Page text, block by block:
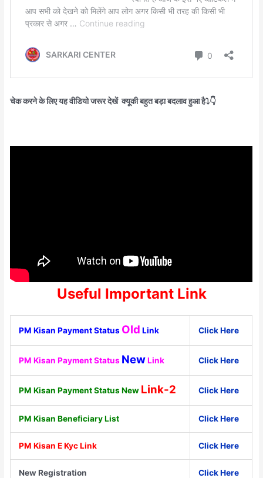
चेक करने के लिए यह वीडियो जरूर देखें क्यूकी बहुत बड़ा बदलाव हुआ है⤵️👇
Useful Important Link
PM Kisan Payment Status Old Link Click Here
PM Kisan Payment Status NewLink Click Here
PM Kisan Payment Status New Link-2 Click Here
PM Kisan Beneficiary List Click Here
PM Kisan E Kyc Link Click Here
New Registration Click Here